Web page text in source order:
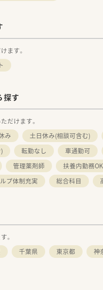
ます。
探す
だけます。
み 土日休み(相談可含む)
転勤なし 車通勤可
管理薬剤師 扶養内勤務OK
プ体制充実 総合科目
。
千葉県 東京都 神